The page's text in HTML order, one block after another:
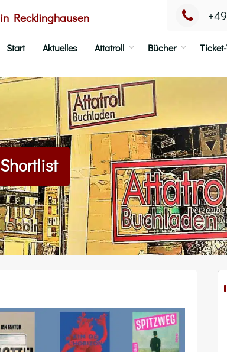
Recklinghausen
Start Aktuelles Attatroll Bücher